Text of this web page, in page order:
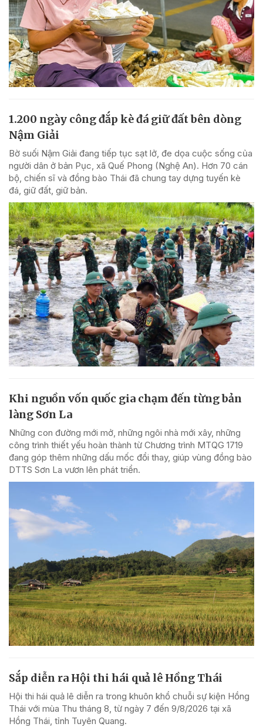
1.200 ngày công đắp kè đá giữ đất bên dòng
Nậm Giải
Bờ suối Nậm Giải đang tiếp tục sạt lở, đe dọa cuộc sống của
người dân ở bản Pục, xã Quế Phong (Nghệ An). Hơn 70 cán
bộ, chiến sĩ và đồng bào Thái đã chung tay dựng tuyến kè
đá, giữ đất, giữ bản.
Khi nguồn vốn quốc gia chạm đến từng bản
làng Sơn La
Những con đường mới mở, những ngôi nhà mới xây, những
công trình thiết yếu hoàn thành từ Chương trình MTQG 1719
đang góp thêm những dấu mốc đổi thay, giúp vùng đồng bào
DTTS Sơn La vươn lên phát triển.
Sắp diễn ra Hội thi hái quả lê Hồng Thái
Hội thi hái quả lê diễn ra trong khuôn khổ chuỗi sự kiện Hồng
Thái với mùa Thu tháng 8, từ ngày 7 đến 9/8/2026 tại xã
Hồng Thái, tỉnh Tuyên Quang.